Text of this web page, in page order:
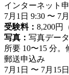
インターネット
7月1日 9:30 〜 7
受験料： 8,200円
写真： 写真デー
所要 10〜15 分
郵送申込み
7月1日 〜 7月15